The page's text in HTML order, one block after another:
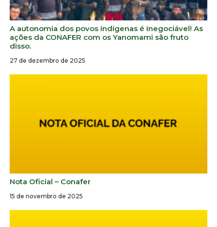
A autonomia dos povos indígenas é inegociável! As
ações da CONAFER com os Yanomami são fruto
disso.
27 de dezembro de 2025
Nota Oficial – Conafer
15 de novembro de 2025